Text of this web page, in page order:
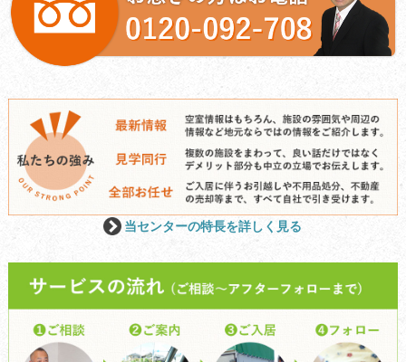
当センターの特長を詳しく見る